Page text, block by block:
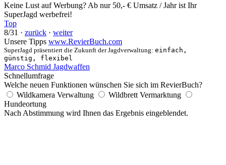
Keine Lust auf Werbung? Ab nur 50,- € Umsatz / Jahr ist Ihr
SuperJagd werbefrei!
Top
8/31 · zurück · weiter
Unsere Tipps www.RevierBuch.com
SuperJagd präsentiert die Zukunft der Jagdverwaltung: einfach,
günstig, flexibel
Marco Schmid Jagdwaffen
Schnellumfrage
Welche neuen Funktionen wünschen Sie sich im RevierBuch?
Wildkamera Verwaltung
Wildbrett Vermarktung
Hundeortung
Nach Abstimmung wird Ihnen das Ergebnis eingeblendet.